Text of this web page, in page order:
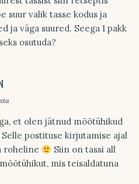
suur valik tasse kodus ja
ja väga suured. Seega 1 pakk
osutuda?
et olen jätnud mõõtühikud
postituse kirjutamise ajal
roheline
Siin on tassi all
mis teisaldatuna